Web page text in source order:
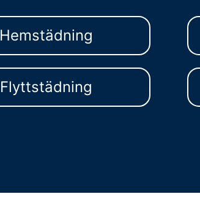
Hemstädning
Flyttstädning